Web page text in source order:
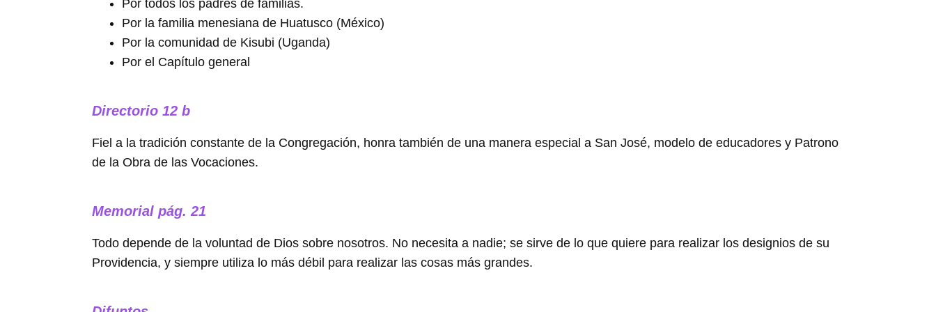
Por todos los padres de familias.
Por la familia menesiana de Huatusco (México)
Por la comunidad de Kisubi (Uganda)
Por el Capítulo general
Directorio 12 b
Fiel a la tradición constante de la Congregación, honra también de una manera especial a San José, modelo de educadores y Patrono
de la Obra de las Vocaciones.
Memorial pág. 21
Todo depende de la voluntad de Dios sobre nosotros. No necesita a nadie; se sirve de lo que quiere para realizar los designios de su
Providencia, y siempre utiliza lo más débil para realizar las cosas más grandes.